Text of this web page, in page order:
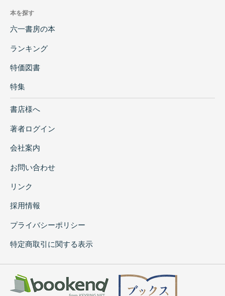
本を探す
六一書房の本
ランキング
特価図書
特集
書店様へ
著者ログイン
会社案内
お問い合わせ
リンク
採用情報
プライバシーポリシー
特定商取引に関する表示